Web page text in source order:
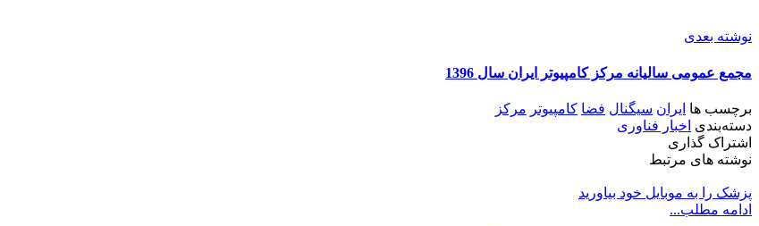
نوشته بعدی
مجمع عمومی سالیانه مرکز کامپیوتر ایران سال 1396
برچسب ها ایران سیگنال فضا کامپیوتر مرکز
دسته‌بندی اخبار فناوری
اشتراک گذاری
نوشته های مرتبط
پزشک را به موبایل خود بیاورید
ادامه مطلب...